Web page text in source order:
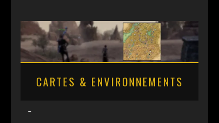
CARTES & ENVIRONNEMENTS
–